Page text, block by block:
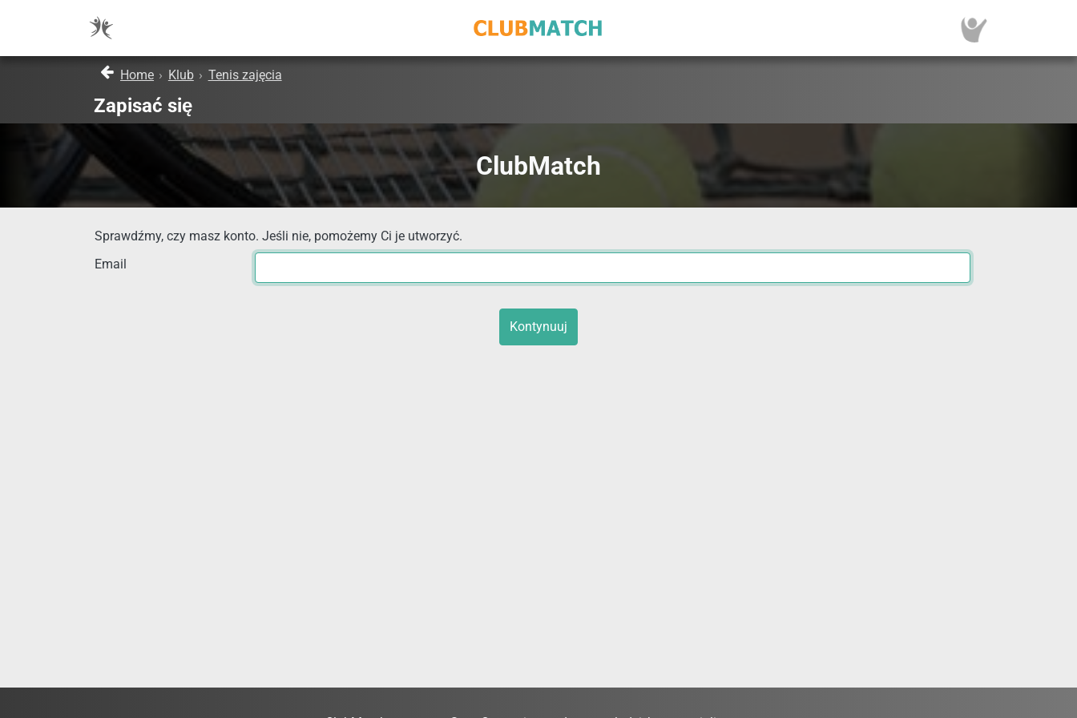
Home › Klub › Tenis zajęcia
Zapisać się
ClubMatch
Sprawdźmy, czy masz konto. Jeśli nie, pomożemy Ci je utworzyć.
Email
Kontynuuj